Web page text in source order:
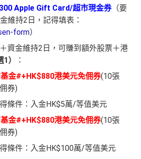
Apple Gift Card/超市現金券（要
維持2日，記得填表：
form）
資金維持2日，可賺到額外股票＋港
1）
：
金#+HK$880港美元免佣券(10張
券)
條件：入金HK$5萬/等值美元
金#+HK$880港美元免佣券(10張
券)
條件：入金HK$100萬/等值美元